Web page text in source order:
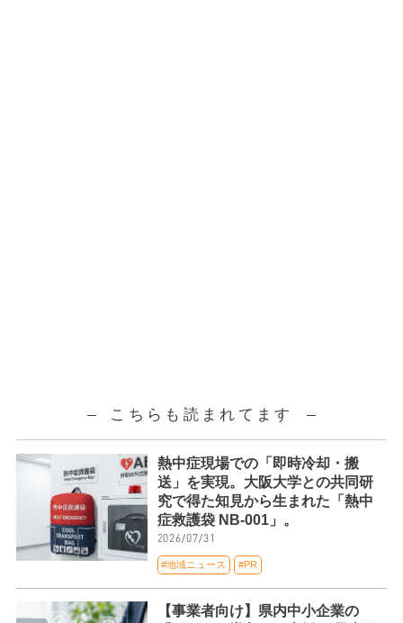
こちらも読まれてます
熱中症現場での「即時冷却・搬
送」を実現。大阪大学との共同研
究で得た知見から生まれた「熱中
症救護袋 NB-001」。
2026/07/31
#地域ニュース #PR
【事業者向け】県内中小企業の